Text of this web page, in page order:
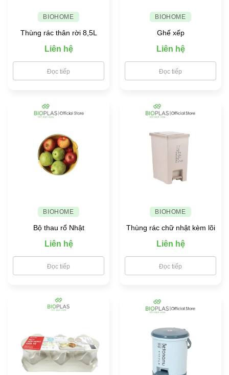
BIOHOME
Thùng rác thân rời 8,5L
Liên hệ
Đọc tiếp
BIOHOME
Ghế xếp
Liên hệ
Đọc tiếp
BIOHOME
Bộ thau rổ Nhật
Liên hệ
Đọc tiếp
BIOHOME
Thùng rác chữ nhật kèm lõi
Liên hệ
Đọc tiếp